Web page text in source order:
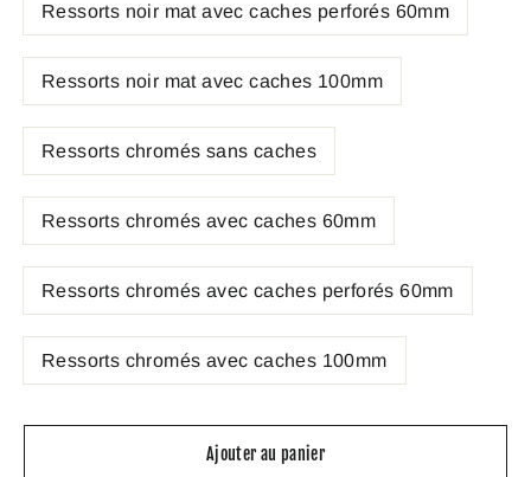
Ressorts noir mat avec caches perforés 60mm
Ressorts noir mat avec caches 100mm
Ressorts chromés sans caches
Ressorts chromés avec caches 60mm
Ressorts chromés avec caches perforés 60mm
Ressorts chromés avec caches 100mm
Ajouter au panier